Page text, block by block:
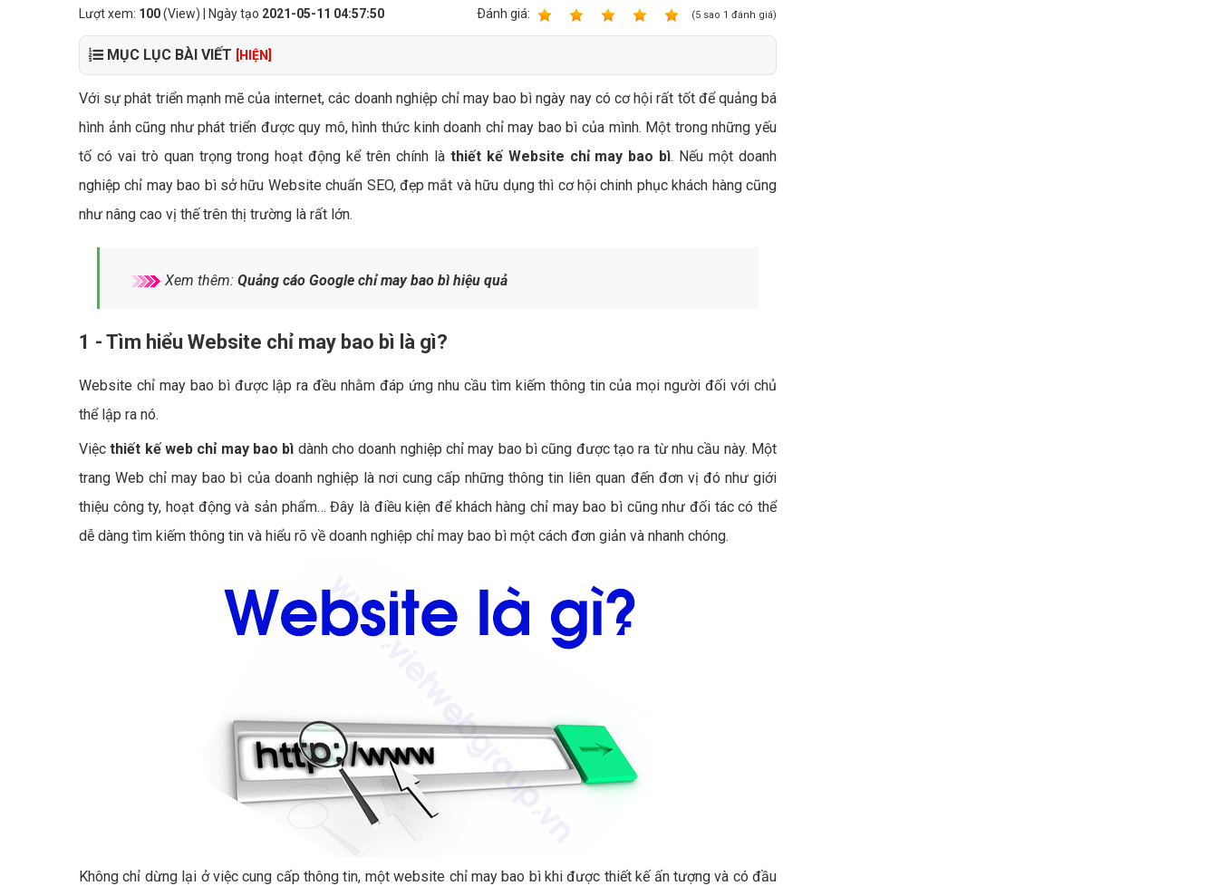
Bảng giá quảng cáo Facebook
Bảng giá quản trị Website
Bảng giá quản trị Fanpage Facebook
Bảng giá SEO Website
Lượt xem: 100(View) | Ngày tạo 2021-05-11 04:57:50 Ðánh giá: (5 sao 1 đánh giá)
MỤC LỤC BÀI VIẾT [HIỆN]
Với sự phát triển mạnh mẽ của internet, các doanh nghiệp chỉ may bao bì ngày nay có cơ hội rất tốt để quảng bá
hình ảnh cũng như phát triển được quy mô, hình thức kinh doanh chỉ may bao bì của mình. Một trong những yếu
tố có vai trò quan trọng trong hoạt động kể trên chính là thiết kế Website chỉ may bao bì. Nếu một doanh
nghiệp chỉ may bao bì sở hữu Website chuẩn SEO, đẹp mắt và hữu dụng thì cơ hội chinh phục khách hàng cũng
như nâng cao vị thế trên thị trường là rất lớn.
Xem thêm: Quảng cáo Google chỉ may bao bì hiệu quả
1 - Tìm hiểu Website chỉ may bao bì là gì?
Website chỉ may bao bì được lập ra đều nhằm đáp ứng nhu cầu tìm kiếm thông tin của mọi người đối với chủ
thể lập ra nó.
Việcthiết kế web chỉ may bao bì dành cho doanh nghiệp chỉ may bao bì cũng được tạo ra từ nhu cầu này. Một
trang Web chỉ may bao bì của doanh nghiệp là nơi cung cấp những thông tin liên quan đến đơn vị đó như giới
thiệu công ty, hoạt động và sản phẩm… Đây là điều kiện để khách hàng chỉ may bao bì cũng như đối tác có thể
dễ dàng tìm kiếm thông tin và hiểu rõ về doanh nghiệp chỉ may bao bì một cách đơn giản và nhanh chóng.
Không chỉ dừng lại ở việc cung cấp thông tin, một website chỉ may bao bì khi được thiết kế ấn tượng và có đầu